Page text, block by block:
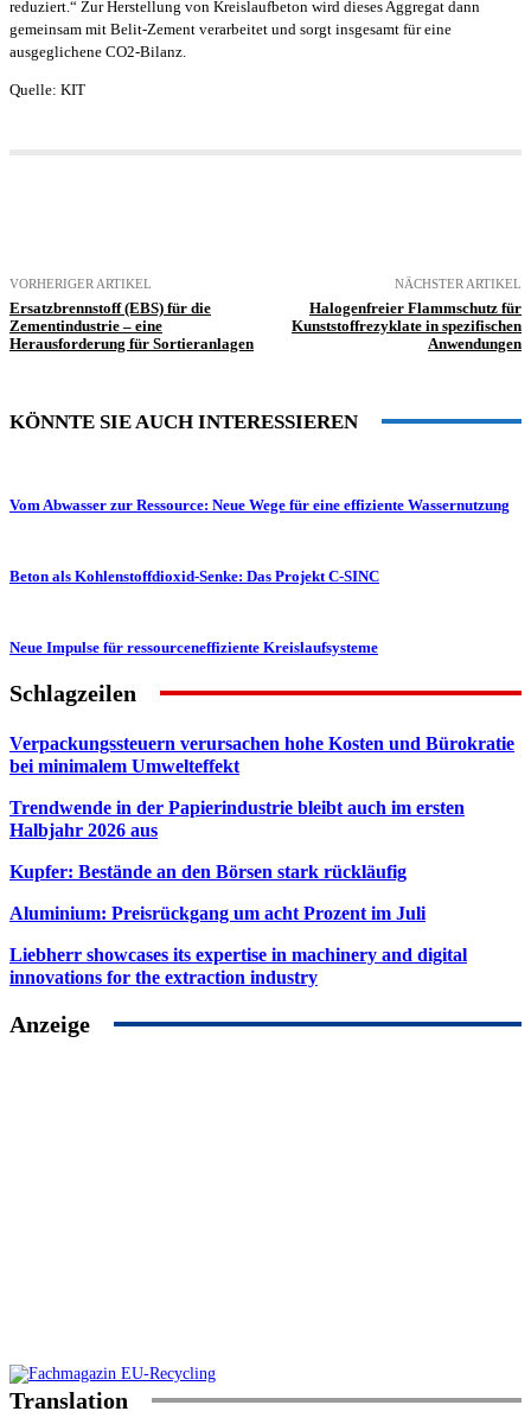
reduziert.“ Zur Herstellung von Kreislaufbeton wird dieses Aggregat dann
gemeinsam mit Belit-Zement verarbeitet und sorgt insgesamt für eine
ausgeglichene CO2-Bilanz.
Quelle: KIT
VORHERIGER ARTIKEL
Ersatzbrennstoff (EBS) für die
Zementindustrie – eine
Herausforderung für Sortieranlagen
NÄCHSTER ARTIKEL
Halogenfreier Flammschutz für
Kunststoffrezyklate in spezifischen
Anwendungen
KÖNNTE SIE AUCH INTERESSIEREN
Vom Abwasser zur Ressource: Neue Wege für eine effiziente Wassernutzung
Beton als Kohlenstoffdioxid-Senke: Das Projekt C-SINC
Neue Impulse für ressourceneffiziente Kreislaufsysteme
Schlagzeilen
Verpackungssteuern verursachen hohe Kosten und Bürokratie
bei minimalem Umwelteffekt
Trendwende in der Papierindustrie bleibt auch im ersten
Halbjahr 2026 aus
Kupfer: Bestände an den Börsen stark rückläufig
Aluminium: Preisrückgang um acht Prozent im Juli
Liebherr showcases its expertise in machinery and digital
innovations for the extraction industry
Anzeige
Translation